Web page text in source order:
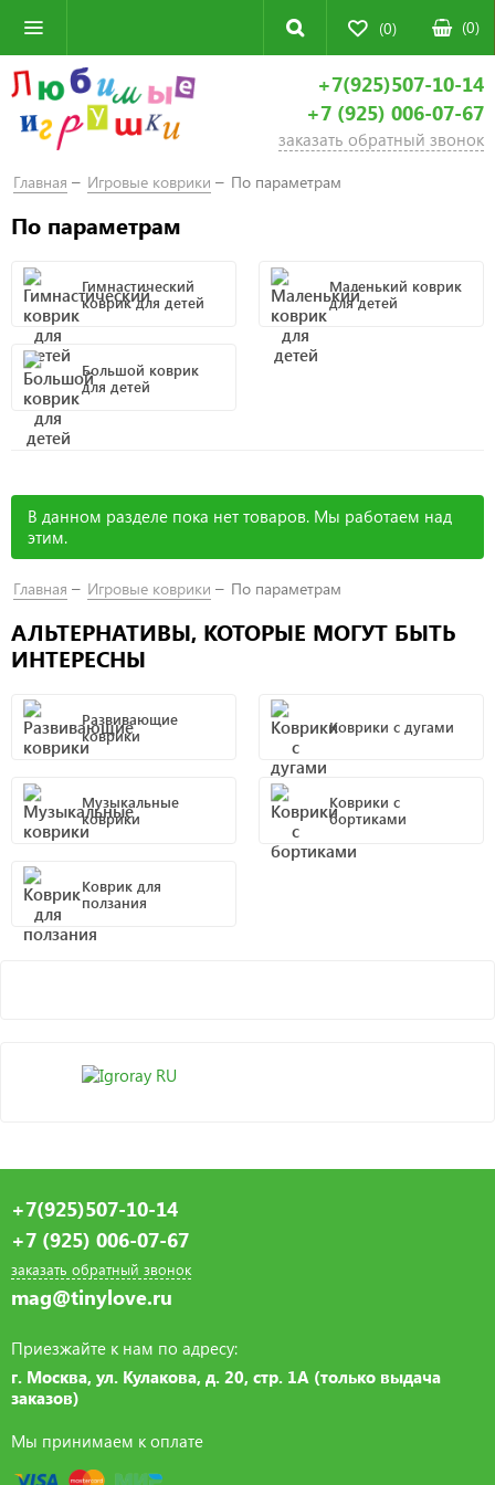
(0) (0)
+7(925)507-10-14
+7 (925) 006-07-67
заказать обратный звонок
Главная Игровые коврики По параметрам
По параметрам
Гимнастический
коврик для детей
Маленький коврик
для детей
Большой коврик
для детей
В данном разделе пока нет товаров. Мы работаем над
этим.
Главная Игровые коврики По параметрам
АЛЬТЕРНАТИВЫ, КОТОРЫЕ МОГУТ БЫТЬ
ИНТЕРЕСНЫ
Развивающие
коврики
Коврики с дугами
Музыкальные
коврики
Коврики с
бортиками
Коврик для
ползания
+7(925)507-10-14
+7 (925) 006-07-67
заказать обратный звонок
mag@tinylove.ru
Приезжайте к нам по адресу:
г. Москва, ул. Кулакова, д. 20, стр. 1А (только выдача
заказов)
Мы принимаем к оплате